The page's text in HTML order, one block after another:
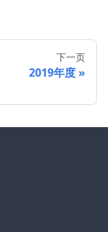
下一页
2019年度